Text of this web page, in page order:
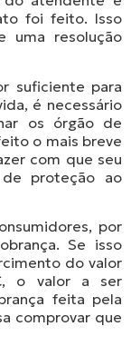
foi feito. Isso
uma resolução
suficiente para
é necessário
os órgão de
o mais breve
com que seu
proteção ao
por
Se isso
do valor
o valor a ser
feita pela
comprovar que